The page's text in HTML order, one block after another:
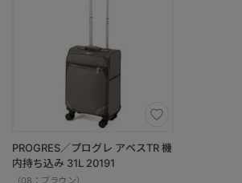
PROGRES／プログレ アベスTR 機
内持ち込み 31L 20191
（08：ブラウン）